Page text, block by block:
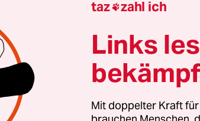
sie einmal Deutschlands oberste
hätte sich
SPD-
wohl kaum je erträumt.
noch an, wieder in ihren Traumjob
zu wollen. Die Union, die sich
taz zahl ich
Links
Mit doppelter Kraft